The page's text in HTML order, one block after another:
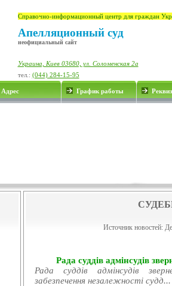
Справочно-информационный центр для граждан
Апелляционный суд
неофициальный сайт
Украина, Киев 03680, ул. Соломенская 2а
тел.: (044) 284-15-95
Адрес График работы
Источник новостей:
Рада суддів адмінсудів
Рада суддів адмінсудів
забезпечення незалежності судд...